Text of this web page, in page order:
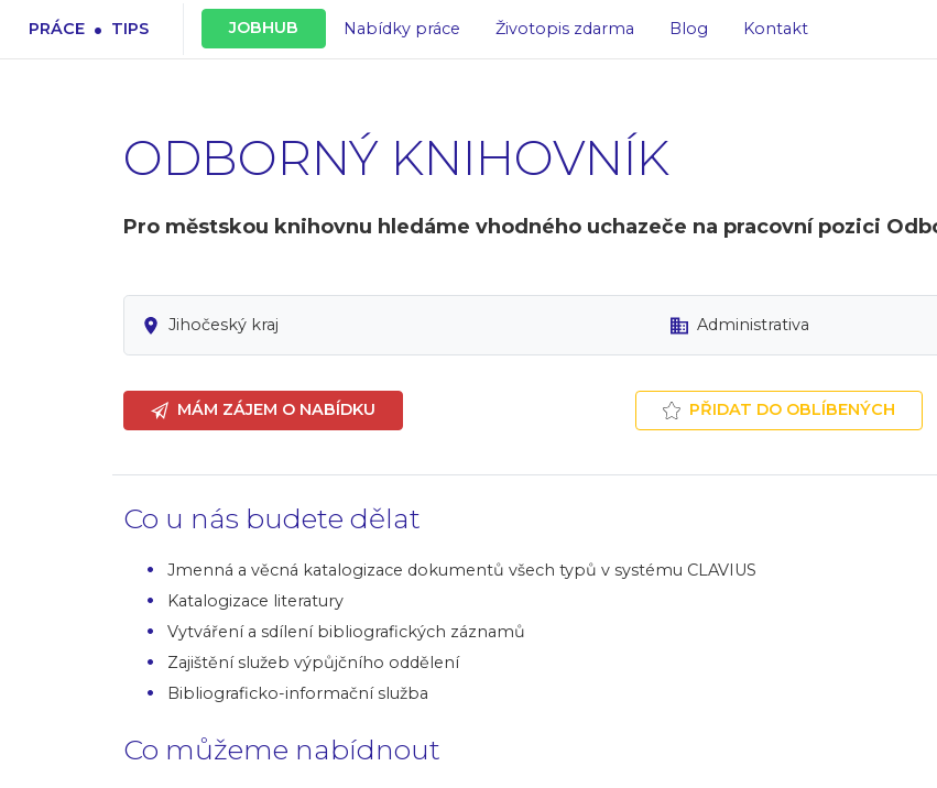
PRÁCE . TIPS JOBHUB Nabídky práce Životopis zdarma Blog Kontakt
ODBORNÝ KNIHOVNÍK
Pro městskou knihovnu hledáme vhodného uchazeče na pracovní pozici
Jihočeský kraj Administrativa
MÁM ZÁJEM O NABÍDKU PŘIDAT DO OBLÍBENÝCH
Co u nás budete dělat
Jmenná a věcná katalogizace dokumentů všech typů v systému CLAVIUS
Katalogizace literatury
Vytváření a sdílení bibliografických záznamů
Zajištění služeb výpůjčního oddělení
Bibliograficko-informační služba
Co můžeme nabídnout